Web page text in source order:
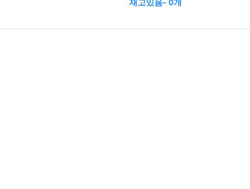
재고있음- 0개